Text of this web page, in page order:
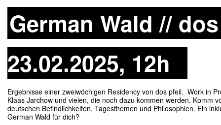
German Wald //
23.02.2025, 12h
Ergebnisse einer zweiwöchigen Residency von dos pfeil. Work in
Klaas Jarchow und vielen, die noch dazu kommen werden. Komm
deutschen Befindlichkeiten, Tagesthemen und Philosophien. Ein
German Wald für dich?